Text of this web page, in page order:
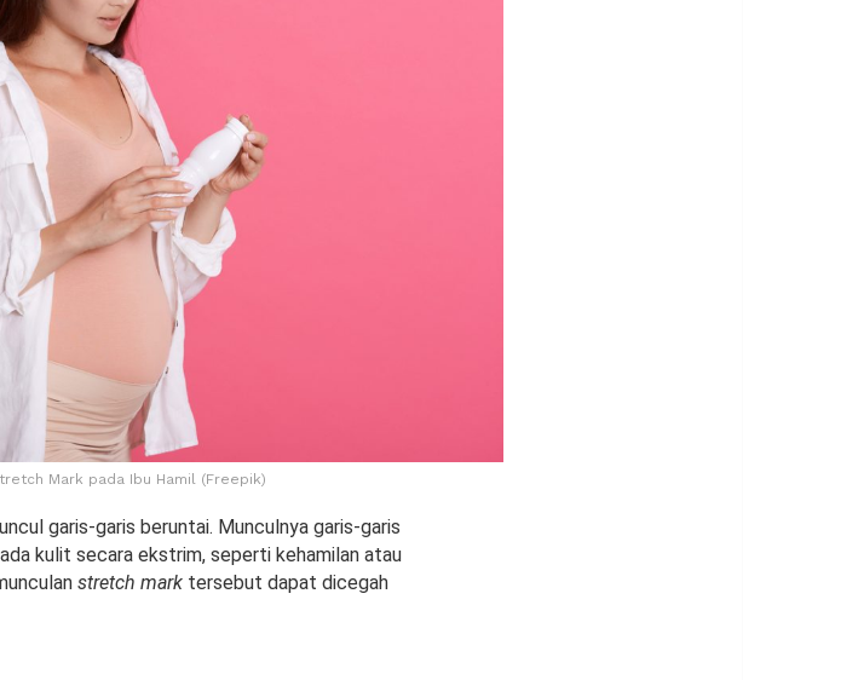
Mark pada Ibu Hamil (Freepik)
garis-garis beruntai. Munculnya garis-garis
kulit secara ekstrim, seperti kehamilan atau
stretch mark tersebut dapat dicegah